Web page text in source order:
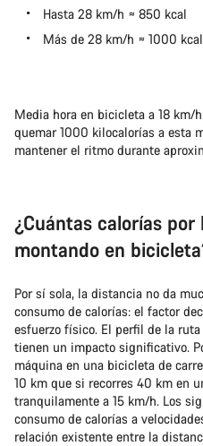
Hasta 28 km/h ≈ 850 kcal
Más de 28 km/h ≈ 1000 kcal
Media hora en bicicleta a 18 km/
quemar 1000 kilocalorías a esta
mantener el ritmo durante
¿Cuántas calorías
montando en
Por sí sola, la distancia no da
consumo de calorías: el factor
esfuerzo físico. El perfil de la
tienen un impacto significativo.
máquina en una bicicleta de
10 km que si recorres 40 km en
tranquilamente a 15 km/h. Los
consumo de calorías a
relación existente entre la